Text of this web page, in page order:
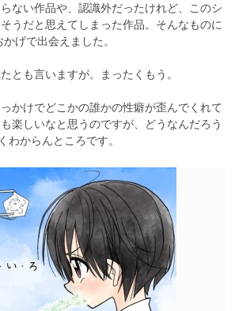
ない作品や、認識外だったけれど、このシ
うだと思えてしまった作品。そんなものに
げで出会えました。
とも言いますが。まったくもう。
かけでどこかの誰かの性癖が歪んでくれて
楽しいなと思うのですが、どうなんだろう
からんところです。